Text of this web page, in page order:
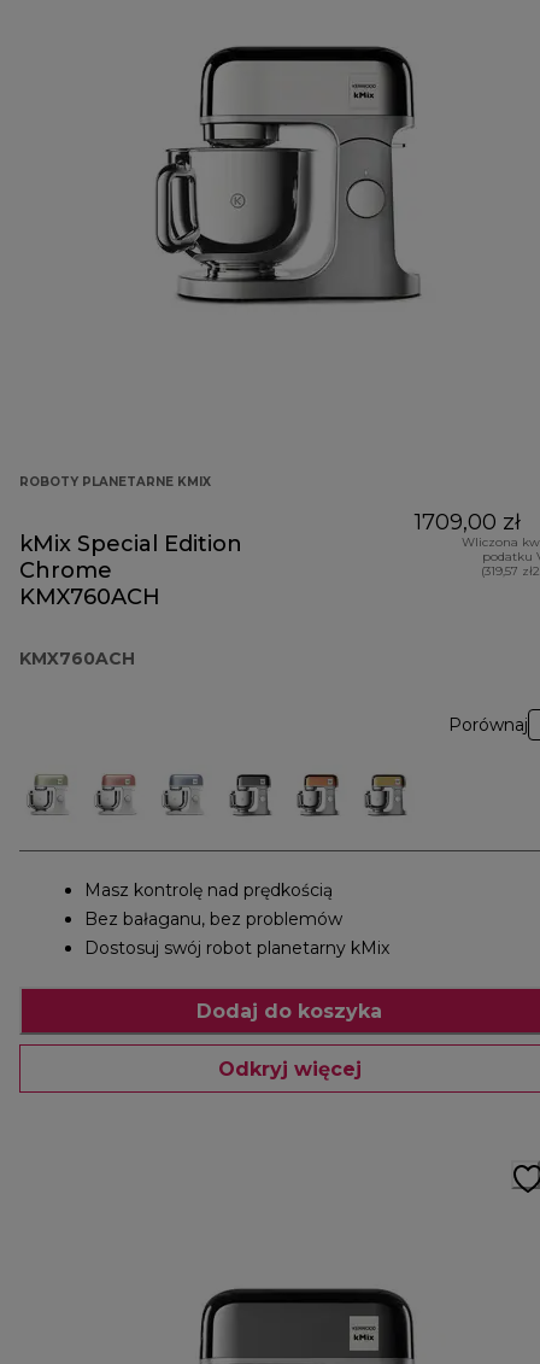
ROBOTY PLANETARNE KMIX
kMix Special Edition
Chrome
KMX760ACH
KMX760ACH
1709,00 zł
Wliczona
podatku
(319,57
Porównaj
Masz kontrolę nad prędkością
Bez bałaganu, bez problemów
Dostosuj swój robot planetarny kMix
Dodaj do koszyka
Odkryj więcej